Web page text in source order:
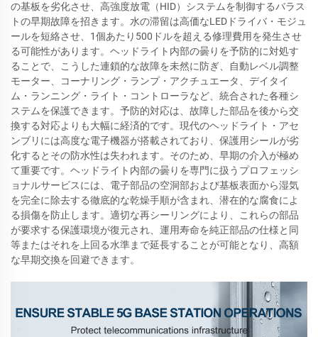
の基板を劣化させ、高強度放電（HID）システムを制御するバラス
トの早期故障を招きます。水の滞留は高価なLEDドライバ・モジュ
ールを短絡させ、1個あたり500ドルを超える修理費用を発生させ
る可能性があります。ヘッドライト内部の曇りを予防的に対処す
ることで、こうした連鎖的な故障を未然に防ぎ、自動レベル調整
モーター、コーナリング・ランプ・アクチュエータ、デイタイ
ム・ランニング・ライト・コントローラなど、統合された各種シ
ステムを保護できます。予防的対応は、故障した部品を後から交
換する対応よりも大幅に経済的です。現代のヘッドライト・アセ
ンブリには高度な電子機器が搭載されており、保護用シールが劣
化するとその防水性は失われます。そのため、早期の介入が極め
て重要です。ヘッドライト内部の曇りを専門に扱うプロフェッシ
ョナルサービスには、電子部品の空洞部および基板表面から湿気
を完全に除去する徹底的な乾燥手順が含まれ、潜在的な腐食によ
る損傷を防止します。適切な再シーリングにより、これらの部品
が要求する保護環境が復元され、運用寿命を純正部品の仕様と同
等またはそれを上回る水準まで延長することが可能となり、高額
な早期交換を回避できます。